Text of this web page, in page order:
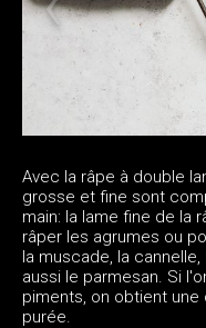
Avec la râpe à double
grosse et fine sont
main: la lame fine de la
râper les agrumes ou
la muscade, la
aussi le parmesan. Si
piments, on obtient
purée.